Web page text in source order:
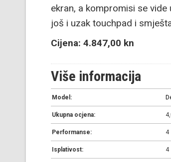
ekran, a kompromisi se
još i uzak touchpad i
Cijena: 4.847,00 kn
Više informacija
Model:
Ukupna ocjena:
Performanse: 4
Isplativost: 4